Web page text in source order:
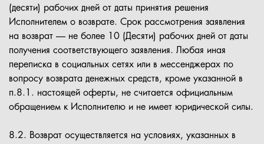
(десяти) рабочих дней от даты принятия решения
Исполнителем о возврате. Срок рассмотрения заявления
на возврат — не более 10 (Десяти) рабочих дней от даты
получения соответствующего заявления. Любая иная
переписка в социальных сетях или в мессенджерах по
вопросу возврата денежных средств, кроме указанной в
п.8.1. настоящей оферты, не считается официальным
обращением к Исполнителю и не имеет юридической силы.
8.2. Возврат осуществляется на условиях, указанных в